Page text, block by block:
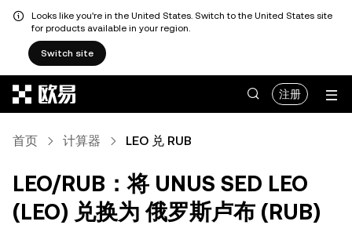
Looks like you're in the United States. Switch to the United States site
for products available in your region.
Switch site
注册
首页 计算器 LEO 兑 RUB
LEO/RUB：将 UNUS SED LEO
(LEO) 兑换为 俄罗斯卢布 (RUB)